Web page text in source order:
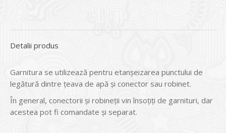
Detalii produs
Garnitura se utilizează pentru etanșeizarea punctului de
legătură dintre țeava de apă și conector sau robinet.
În general, conectorii și robineții vin însoțiți de garnituri, dar
acestea pot fi comandate și separat.